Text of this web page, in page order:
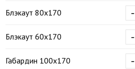
Блэкаут 80х170 -
Блэкаут 60х170 -
Габардин 100х170 -